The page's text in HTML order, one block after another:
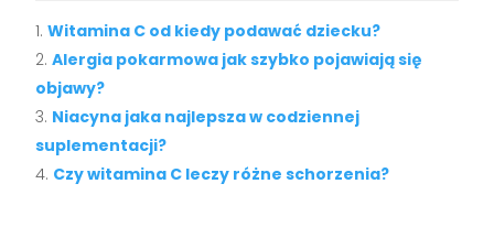
Witamina C od kiedy podawać dziecku?
Alergia pokarmowa jak szybko pojawiają się
objawy?
Niacyna jaka najlepsza w codziennej
suplementacji?
Czy witamina C leczy różne schorzenia?